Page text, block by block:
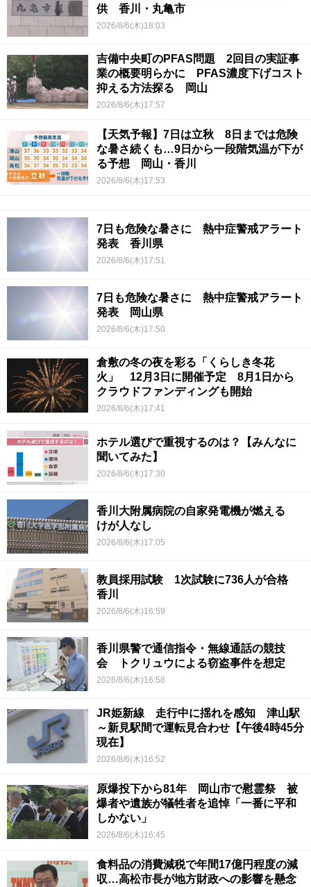
供 香川・丸亀市
2026/8/6(木)18:03
吉備中央町のPFAS問題 2回目の実証事
業の概要明らかに PFAS濃度下げコスト
抑える方法探る 岡山
2026/8/6(木)17:57
【天気予報】7日は立秋 8日までは危険
な暑さ続くも…9日から一段階気温が下が
る予想 岡山・香川
2026/8/6(木)17:53
7日も危険な暑さに 熱中症警戒アラート
発表 香川県
2026/8/6(木)17:51
7日も危険な暑さに 熱中症警戒アラート
発表 岡山県
2026/8/6(木)17:50
倉敷の冬の夜を彩る「くらしき冬花
火」 12月3日に開催予定 8月1日から
クラウドファンディングも開始
2026/8/6(木)17:41
ホテル選びで重視するのは？【みんなに
聞いてみた】
2026/8/6(木)17:30
香川大附属病院の自家発電機が燃える
けが人なし
2026/8/6(木)17:05
教員採用試験 1次試験に736人が合格
香川
2026/8/6(木)16:59
香川県警で通信指令・無線通話の競技
会 トクリュウによる窃盗事件を想定
2026/8/6(木)16:58
JR姫新線 走行中に揺れを感知 津山駅
～新見駅間で運転見合わせ【午後4時45分
現在】
2026/8/6(木)16:52
原爆投下から81年 岡山市で慰霊祭 被
爆者や遺族が犠牲者を追悼「一番に平和
しかない」
2026/8/6(木)16:45
食料品の消費減税で年間17億円程度の減
収…高松市長が地方財政への影響を懸念